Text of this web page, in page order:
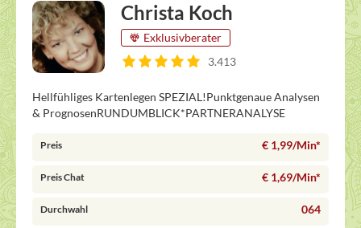
Christa Koch
Exklusivberater
3.413
Hellfühliges Kartenlegen SPEZIAL!Punktgenaue Analysen
& PrognosenRUNDUMBLICK*PARTNERANALYSE
Preis € 1,99/Min*
Preis Chat € 1,69/Min*
Durchwahl 064